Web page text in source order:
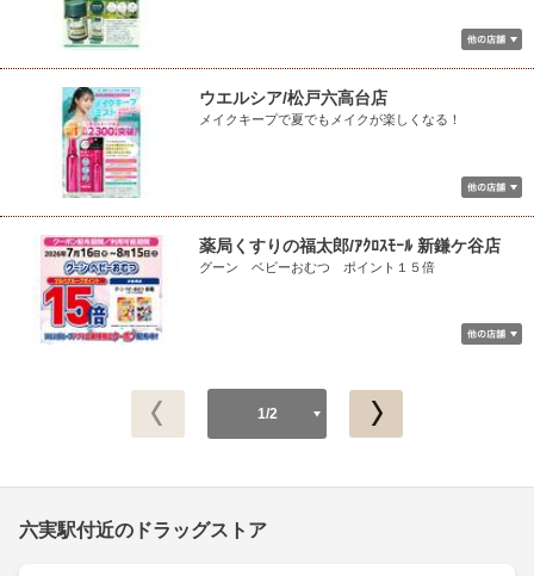
ウエルシア/松戸六高台店
メイクキープで夏でもメイクが楽しくなる！
薬局くすりの福太郎/ｱｸﾛｽﾓｰﾙ 新鎌ケ谷店
グーン ベビーおむつ ポイント１５倍
1/2
六実駅付近のドラッグストア